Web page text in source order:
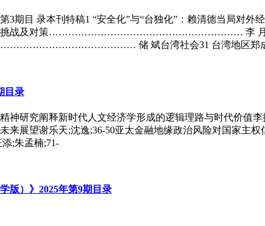
年第3期目 录本刊特稿1 “安全化”与“台独化”：赖清
、挑战及对策…………………………………………………… 李 月 王 飞
储 斌台湾社会31 台湾地区郑
目录
神研究阐释新时代人文经济学形成的逻辑理路与时代价值
来展望谢乐天;沈逸;36-50亚太金融地缘政治风险对国家主
;朱孟楠;71-
版）》2025年第9期目录